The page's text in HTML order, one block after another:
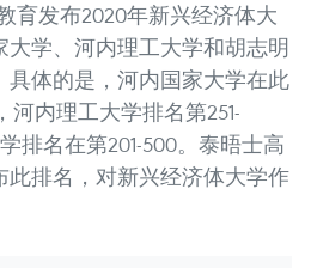
育发布2020年新兴经济体大
学、河内理工大学和胡志明
体的是，河内国家大学在此
河内理工大学排名第251-
排名在第201-500。泰晤士高
此排名，对新兴经济体大学作